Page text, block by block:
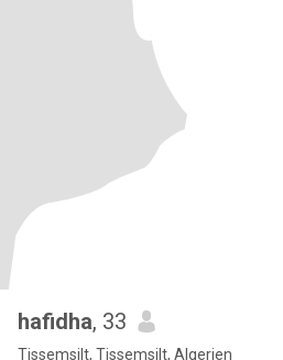
hafidha, 33
Tissemsilt, Tissemsilt, Algerien